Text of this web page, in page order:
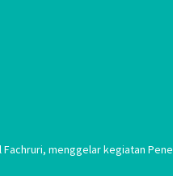
Fachruri, menggelar kegiatan